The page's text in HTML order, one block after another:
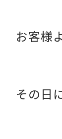
お客様
その日